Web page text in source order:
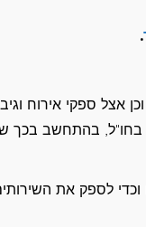
.
ספקי אירוח
בהתחשב בכך
וכדי לספק את